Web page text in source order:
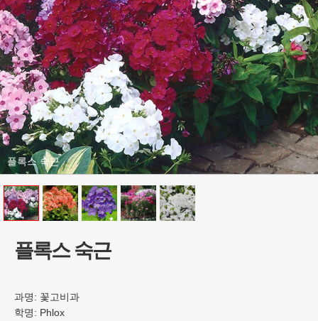
플록스 숙근
플록스 숙근
과명: 꽃고비과
학명: Phlox